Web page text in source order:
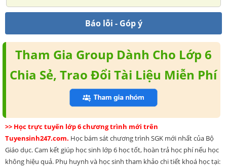
Báo lỗi - Góp ý
Tham Gia Group Dành Cho Lớp 6
Chia Sẻ, Trao Đổi Tài Liệu Miễn Phí
>> Học trực tuyến lớp 6 chương trình mới trên
Tuyensinh247.com. Học bám sát chương trình SGK mới nhất của Bộ
Giáo dục. Cam kết giúp học sinh lớp 6 học tốt, hoàn trả học phí nếu học
không hiệu quả. Phụ huynh và học sinh tham khảo chi tiết khoá học tại: